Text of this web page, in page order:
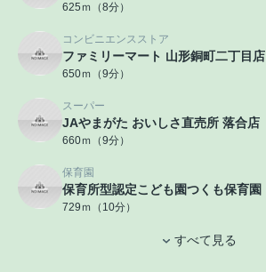
625ｍ（8分）
コンビニエンスストア
ファミリーマート 山形銅町二丁目店
650ｍ（9分）
スーパー
JAやまがた おいしさ直売所 落合店
660ｍ（9分）
保育園
保育所型認定こども園つくも保育園
729ｍ（10分）
すべて見る